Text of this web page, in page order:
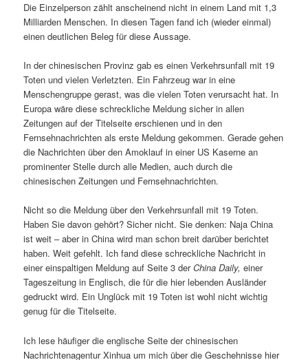
Die Einzelperson zählt anscheinend nicht in einem Land mit 1,3
Milliarden Menschen. In diesen Tagen fand ich (wieder einmal)
einen deutlichen Beleg für diese Aussage.
In der chinesischen Provinz gab es einen Verkehrsunfall mit 19
Toten und vielen Verletzten. Ein Fahrzeug war in eine
Menschengruppe gerast, was die vielen Toten verursacht hat. In
Europa wäre diese schreckliche Meldung sicher in allen
Zeitungen auf der Titelseite erschienen und in den
Fernsehnachrichten als erste Meldung gekommen. Gerade gehen
die Nachrichten über den Amoklauf in einer US Kaserne an
prominenter Stelle durch alle Medien, auch durch die
chinesischen Zeitungen und Fernsehnachrichten.
Nicht so die Meldung über den Verkehrsunfall mit 19 Toten.
Haben Sie davon gehört? Sicher nicht. Sie denken: Naja China
ist weit – aber in China wird man schon breit darüber berichtet
haben. Weit gefehlt. Ich fand diese schreckliche Nachricht in
einer einspaltigen Meldung auf Seite 3 derChina Daily,einer
Tageszeitung in Englisch, die für die hier lebenden Ausländer
gedruckt wird. Ein Unglück mit 19 Toten ist wohl nicht wichtig
genug für die Titelseite.
Ich lese häufiger die englische Seite der chinesischen
Nachrichtenagentur Xinhua um mich über die Geschehnisse hier